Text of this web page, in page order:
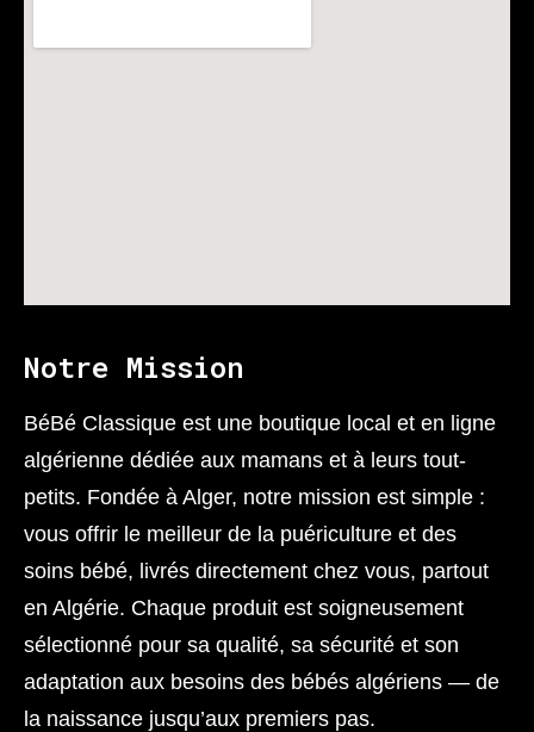
Notre Mission
BéBé Classique est une boutique local et en ligne
algérienne dédiée aux mamans et à leurs tout-
petits. Fondée à Alger, notre mission est simple :
vous offrir le meilleur de la puériculture et des
soins bébé, livrés directement chez vous, partout
en Algérie. Chaque produit est soigneusement
sélectionné pour sa qualité, sa sécurité et son
adaptation aux besoins des bébés algériens — de
la naissance jusqu’aux premiers pas.